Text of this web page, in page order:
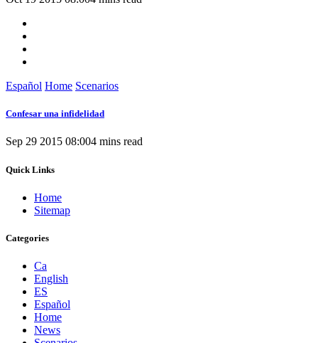
Español Home Scenarios
Confesar una infidelidad
Sep 29 2015 08:004 mins read
Quick Links
Home
Sitemap
Categories
Ca
English
ES
Español
Home
News